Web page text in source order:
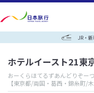
JR・
ホテルイースト21東
おーくらほてるずあんどりぞ
【東京都/両国・葛西・錦糸町/